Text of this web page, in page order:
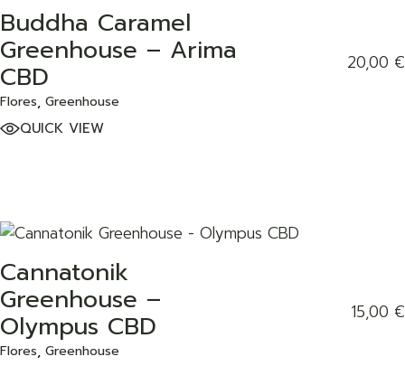
ADD TO WISHLIST
Buddha Caramel
Greenhouse – Arima
CBD
Flores Greenhouse
20,00 €
QUICK VIEW
Cannatonik
Greenhouse –
Olympus CBD
Flores Greenhouse
15,00 €